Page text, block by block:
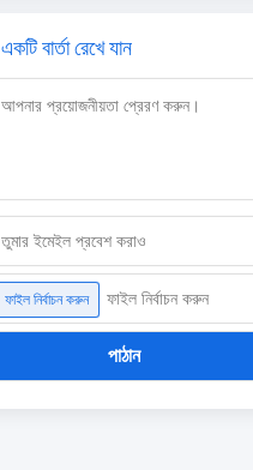
একটি বার্তা রেখে যান
ফাইল নির্বাচন করুন ফাইল নির্বাচন করুন
পাঠান